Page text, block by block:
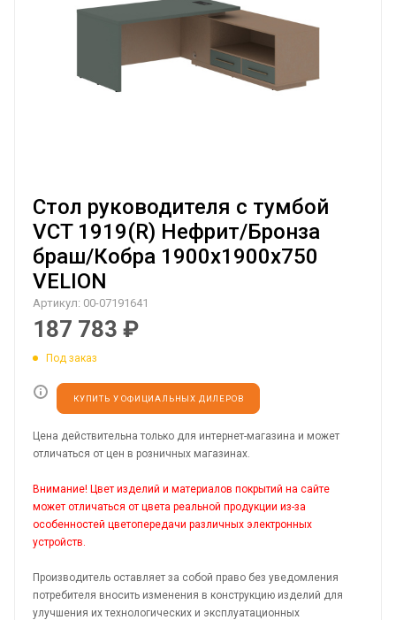
Стол руководителя с тумбой
VCT 1919(R) Нефрит/Бронза
браш/Кобра 1900х1900х750
VELION
Артикул: 00-07191641
187 783 ₽
Под заказ
КУПИТЬ У ОФИЦИАЛЬНЫХ ДИЛЕРОВ
Цена действительна только для интернет-магазина и может
отличаться от цен в розничных магазинах.
Внимание! Цвет изделий и материалов покрытий на сайте
может отличаться от цвета реальной продукции из-за
особенностей цветопередачи различных электронных
устройств.
Производитель оставляет за собой право без уведомления
потребителя вносить изменения в конструкцию изделий для
улучшения их технологических и эксплуатационных